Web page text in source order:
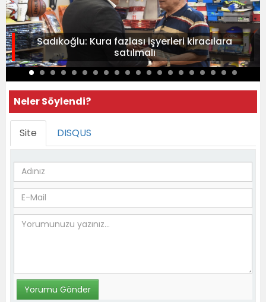
Sadıkoğlu: Kura fazlası işyerleri kiracılara
satılmalı
Neler Söylendi?
Site DISQUS